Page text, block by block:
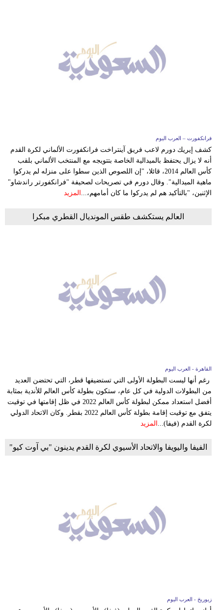
فرانكفورت – العرب اليوم
كشف إيريك دورم لاعب فريق آينتراخت فرانكفورت الألماني لكرة القدم
أنه لا يزال يحتفظ بالميدالية الخاصة بتتويجه مع المنتخب الألماني بلقب
كأس العالم 2014، قائلا، "إن اللصوص الذين سطوا على منزله لم يدركوا
ماهية الميدالية". وقال دورم في تصريحات لصحيفة "فرانكفورتر راندشاو"
الإثنين، "بالتأكيد هم لم يدركوا ما كان أمامهم،...
المزيد
العالم يستكشف طقس المونديال القطري مبكرا
القاهرة - العرب اليوم
رغم أنها ليست البطولة الأولى التي تستضيفها قطر، التي تحتضن العديد
من البطولات الدولية في كل عام، ستكون بطولة كأس العالم للأندية بمثابة
أفضل استعداد ممكن لبطولة كأس العالم 2022 في ظل إقامتها في توقيت
يتفق مع توقيت إقامة بطولة كأس العالم 2022 بقطر. وكان الاتحاد الدولي
لكرة القدم (فيفا)... المزيد
الفيفا واليويفا والاتحاد الأسيوي لكرة القدم يدينون "بي آوت كيو"
زيوريخ - العرب اليوم